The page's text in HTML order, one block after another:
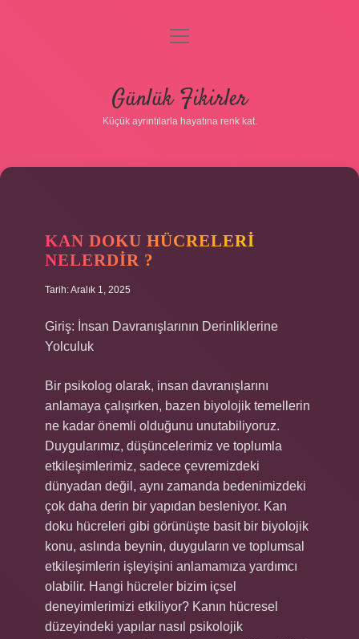
Gizlilik Politikası
Hakkımızda
menüyü
Günlük Fikirler
Küçük ayrıntılarla hayatına renk kat.
KAN DOKU HÜCRELERI
NELERDIR ?
Tarih: Aralık 1, 2025
Giriş: İnsan Davranışlarının Derinliklerine
Yolculuk
Bir psikolog olarak, insan davranışlarını
anlamaya çalışırken, bazen biyolojik temellerin
ne kadar önemli olduğunu unutabiliyoruz.
Duygularımız, düşüncelerimiz ve toplumla
etkileşimlerimiz, sadece çevremizdeki
dünyadan değil, aynı zamanda bedenimizdeki
çok daha derin bir yapıdan besleniyor. Kan
doku hücreleri gibi görünüşte basit bir biyolojik
konu, aslında beynin, duyguların ve toplumsal
etkileşimlerin işleyişini anlamamıza yardımcı
olabilir. Hangi hücreler bizim içsel
deneyimlerimizi etkiliyor? Kanın hücresel
düzeyindeki yapılar nasıl psikolojik